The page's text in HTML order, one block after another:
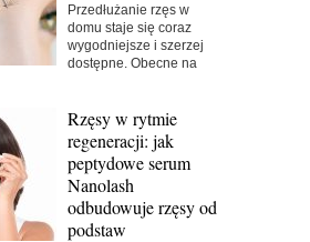
Przedłużanie rzęs w
domu staje się coraz
wygodniejsze i szerzej
dostępne. Obecne na
Rzęsy w rytmie
regeneracji: jak
peptydowe serum
Nanolash
odbudowuje rzęsy od
podstaw